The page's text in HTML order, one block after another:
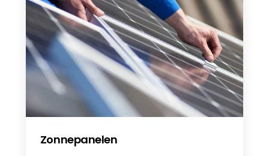
FoxESS EV Charger A011K - DE
FoxESS EV Charger A011K - DE
FAQ FoxESS EV Charger A011K - DE
FAQ FoxESS EV Charger A011K - EN
FoxESS EV Charger A011K - EN
Zonnepanelen